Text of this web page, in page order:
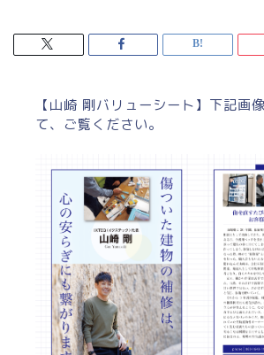
【山崎 剛バリューシート】下記画
て、ご覧ください。